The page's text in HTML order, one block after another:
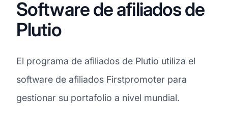
Software de afiliados de
Plutio
El programa de afiliados de Plutio utiliza el
software de afiliados Firstpromoter para
gestionar su portafolio a nivel mundial.